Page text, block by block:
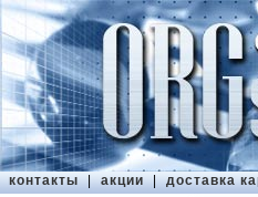
контакты | акции | доставка